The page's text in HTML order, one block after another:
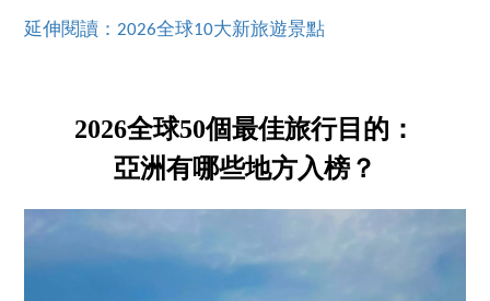
延伸閱讀：2026全球10大新旅遊景點
2026全球50個最佳旅行目的：
亞洲有哪些地方入榜？